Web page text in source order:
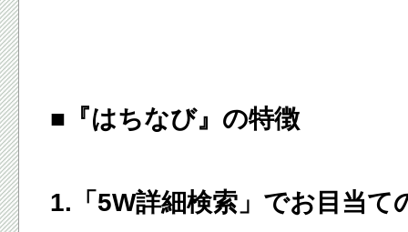
■『はちなび』の特徴
1.「5W詳細検索」でお目当て